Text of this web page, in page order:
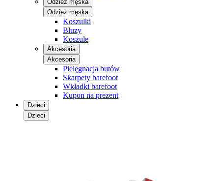
Odzież męska
Odzież męska
Koszulki
Bluzy
Koszule
Akcesoria
Akcesoria
Pielęgnacja butów
Skarpety barefoot
Wkładki barefoot
Kupon na prezent
Dzieci
Dzieci